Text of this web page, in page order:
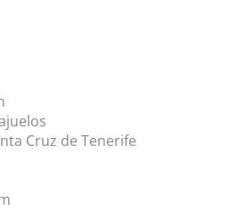
Cruz de Tenerife